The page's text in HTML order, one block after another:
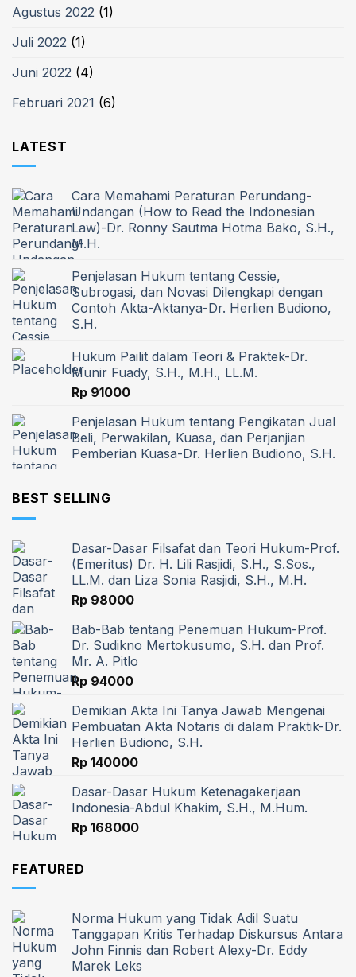
Agustus 2022 (1)
Juli 2022 (1)
Juni 2022 (4)
Februari 2021 (6)
LATEST
Cara Memahami Peraturan Perundang-
Undangan (How to Read the Indonesian
Law)-Dr. Ronny Sautma Hotma Bako, S.H.,
M.H.
Penjelasan Hukum tentang Cessie,
Subrogasi, dan Novasi Dilengkapi dengan
Contoh Akta-Aktanya-Dr. Herlien Budiono,
S.H.
Hukum Pailit dalam Teori & Praktek-Dr.
Munir Fuady, S.H., M.H., LL.M.
Rp 91000
Penjelasan Hukum tentang Pengikatan Jual
Beli, Perwakilan, Kuasa, dan Perjanjian
Pemberian Kuasa-Dr. Herlien Budiono, S.H.
BEST SELLING
Dasar-Dasar Filsafat dan Teori Hukum-Prof.
(Emeritus) Dr. H. Lili Rasjidi, S.H., S.Sos.,
LL.M. dan Liza Sonia Rasjidi, S.H., M.H.
Rp 98000
Bab-Bab tentang Penemuan Hukum-Prof.
Dr. Sudikno Mertokusumo, S.H. dan Prof.
Mr. A. Pitlo
Rp 94000
Demikian Akta Ini Tanya Jawab Mengenai
Pembuatan Akta Notaris di dalam Praktik-Dr.
Herlien Budiono, S.H.
Rp 140000
Dasar-Dasar Hukum Ketenagakerjaan
Indonesia-Abdul Khakim, S.H., M.Hum.
Rp 168000
FEATURED
Norma Hukum yang Tidak Adil Suatu
Tanggapan Kritis Terhadap Diskursus Antara
John Finnis dan Robert Alexy-Dr. Eddy
Marek Leks